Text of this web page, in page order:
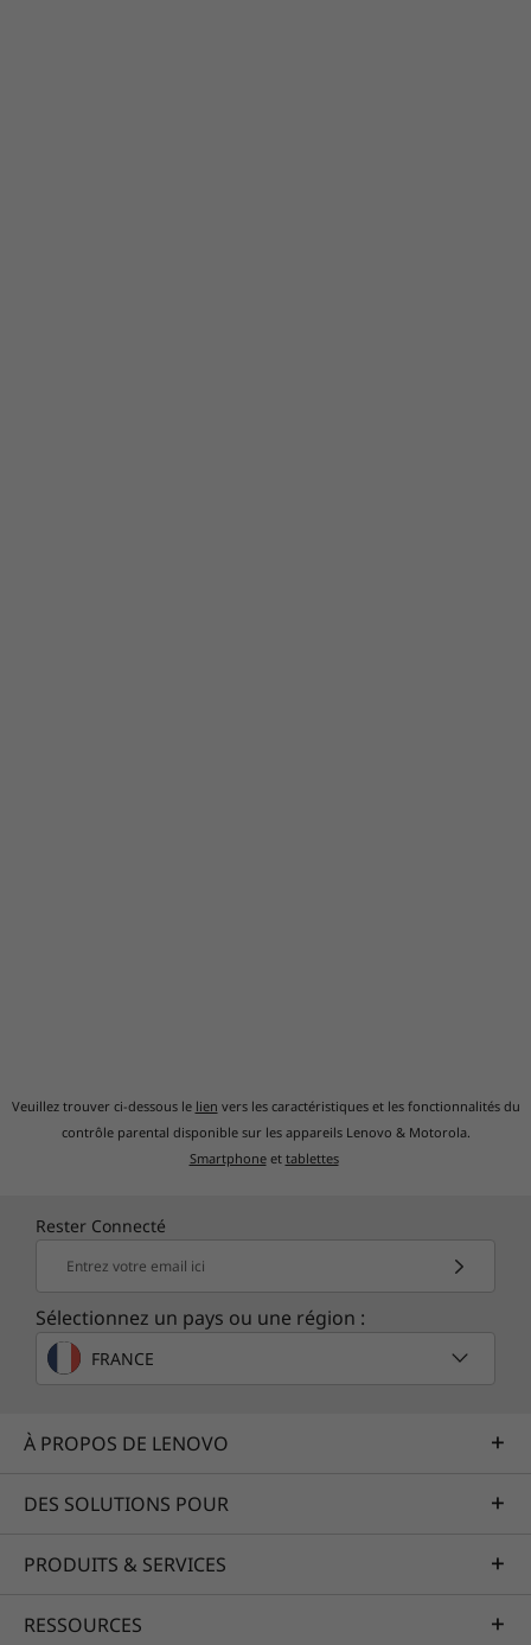
Veuillez trouver ci-dessous le lien vers les caractéristiques et les fonctionnalités du
contrôle parental disponible sur les appareils Lenovo & Motorola.
Smartphoneet tablettes
Rester Connecté
Entrez votre email ici
Sélectionnez un pays ou une région :
FRANCE
À PROPOS DE LENOVO
DES SOLUTIONS POUR
PRODUITS & SERVICES
RESSOURCES